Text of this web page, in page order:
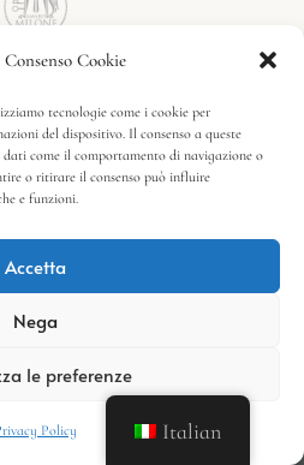
Cookie
tecnologie come i cookie per
del dispositivo. Il consenso a queste
come il comportamento di navigazione o
o ritirare il consenso può influire
e funzioni.
Accetta
Nega
le preferenze
Policy Italian